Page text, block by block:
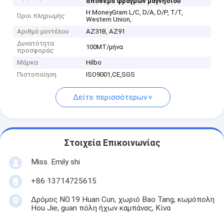
Όροι πληρωμής
Η MoneyGram L/C, D/A, D/P, T/T,
Western Union,
Αριθμό μοντέλου
AZ31B, AZ91
Δυνατότητα
προσφοράς
100MT/μήνα
Μάρκα
Hilbo
Πιστοποίηση
ISO9001,CE,SGS
Δείτε περισσότερων
Στοιχεία Επικοινωνίας
Miss. Emily shi
+86 13714725615
Δρόμος NO.19 Huan Cun, χωριό Bao Tang, κωμόπολη
Hou Jie, guan πόλη ήχων καμπάνας, Κίνα